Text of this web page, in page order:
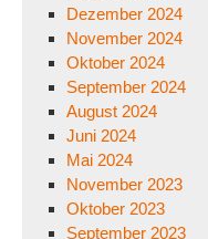
Dezember 2024
November 2024
Oktober 2024
September 2024
August 2024
Juni 2024
Mai 2024
November 2023
Oktober 2023
September 2023